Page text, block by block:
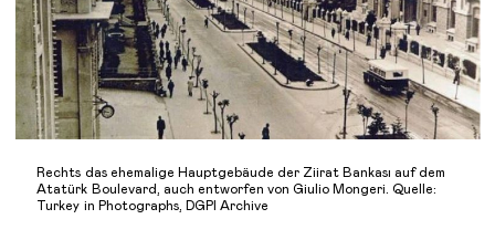
Rechts das ehemalige Hauptgebäude der Ziirat Bankası auf dem
Atatürk Boulevard, auch entworfen von Giulio Mongeri. Quelle:
Turkey in Photographs, DGPI Archive